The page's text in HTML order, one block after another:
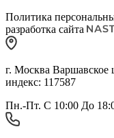
Политика
разработка сайта
г. Москва Варшавское
индекс: 117587
Пн.-Пт. С 10:00 До